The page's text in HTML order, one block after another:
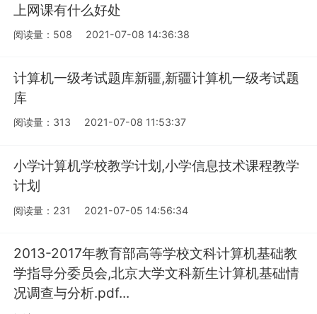
上网课有什么好处
阅读量：508 2021-07-08 14:36:38
计算机一级考试题库新疆,新疆计算机一级考试题
库
阅读量：313 2021-07-08 11:53:37
小学计算机学校教学计划,小学信息技术课程教学
计划
阅读量：231 2021-07-05 14:56:34
2013-2017年教育部高等学校文科计算机基础教
学指导分委员会,北京大学文科新生计算机基础情
况调查与分析.pdf...